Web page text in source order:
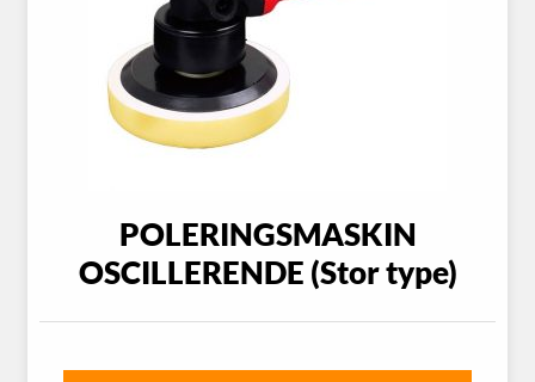
POLERINGSMASKIN
OSCILLERENDE (Stor type)